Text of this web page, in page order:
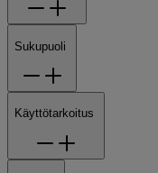
Sukupuoli
Käyttötarkoitus